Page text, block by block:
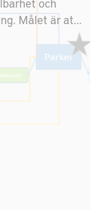
Målet är att
är en
tre
KTH's
AFRY,